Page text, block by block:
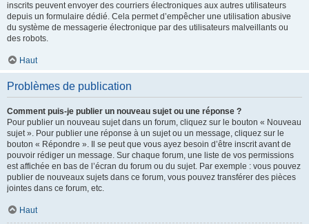
inscrits peuvent envoyer des courriers électroniques aux autres utilisateurs
depuis un formulaire dédié. Cela permet d’empêcher une utilisation abusive
du système de messagerie électronique par des utilisateurs malveillants ou
des robots.
Haut
Problèmes de publication
Comment puis-je publier un nouveau sujet ou une réponse ?
Pour publier un nouveau sujet dans un forum, cliquez sur le bouton « Nouveau
sujet ». Pour publier une réponse à un sujet ou un message, cliquez sur le
bouton « Répondre ». Il se peut que vous ayez besoin d’être inscrit avant de
pouvoir rédiger un message. Sur chaque forum, une liste de vos permissions
est affichée en bas de l’écran du forum ou du sujet. Par exemple : vous pouvez
publier de nouveaux sujets dans ce forum, vous pouvez transférer des pièces
jointes dans ce forum, etc.
Haut